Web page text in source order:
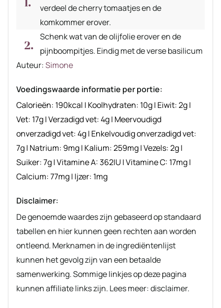
verdeel de cherry tomaatjes en de
komkommer erover.
Schenk wat van de olijfolie erover en de
pijnboompitjes. Eindig met de verse basilicum
Auteur
Auteur:Simone
Voedingswaarde informatie per portie:
Calorieën: 190kcal | Koolhydraten: 10g| Eiwit:2g|
Vet: 17g|Verzadigd vet:4g| Meervoudigd
onverzadigd vet:4g| Enkelvoudig onverzadigd vet:
7g| Natrium: 9mg| Kalium:259mg|Vezels:2g|
Suiker:7g|Vitamine A:362IU|Vitamine C: 17mg|
Calcium:77mg| Ijzer: 1mg
Disclaimer:
De genoemde waardes zijn gebaseerd op standaard
tabellen en hier kunnen geen rechten aan worden
ontleend. Merknamen in de ingrediëntenlijst
kunnen het gevolg zijn van een betaalde
samenwerking. Sommige linkjes op deze pagina
kunnen affiliate links zijn. Lees meer: disclaimer.